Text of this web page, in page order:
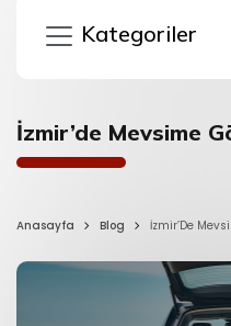
İzmir’de Mevsime
Anasayfa Blog İzmir’De
Kategoriler